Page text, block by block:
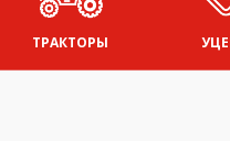
ТРАКТОРЫ